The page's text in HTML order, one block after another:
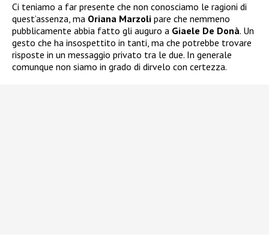
Ci teniamo a far presente che non conosciamo le ragioni di
quest’assenza, ma Oriana Marzoli pare che nemmeno
pubblicamente abbia fatto gli auguro a Giaele De Donà. Un
gesto che ha insospettito in tanti, ma che potrebbe trovare
risposte in un messaggio privato tra le due. In generale
comunque non siamo in grado di dirvelo con certezza.